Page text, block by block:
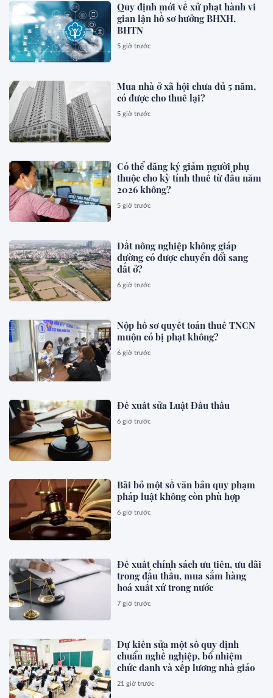
Quy định mới về xử phạt hành vi
gian lận hồ sơ hưởng BHXH,
BHTN
5 giờ trước
Mua nhà ở xã hội chưa đủ 5 năm,
có được cho thuê lại?
5 giờ trước
Có thể đăng ký giảm người phụ
thuộc cho kỳ tính thuế từ đầu năm
2026 không?
5 giờ trước
Đất nông nghiệp không giáp
đường có được chuyển đổi sang
đất ở?
6 giờ trước
Nộp hồ sơ quyết toán thuế TNCN
muộn có bị phạt không?
6 giờ trước
Đề xuất sửa Luật Đấu thầu
6 giờ trước
Bãi bỏ một số văn bản quy phạm
pháp luật không còn phù hợp
6 giờ trước
Đề xuất chính sách ưu tiên, ưu đãi
trong đấu thầu, mua sắm hàng
hoá xuất xứ trong nước
7 giờ trước
Dự kiến sửa một số quy định
chuẩn nghề nghiệp, bổ nhiệm
chức danh và xếp lương nhà giáo
21 giờ trước